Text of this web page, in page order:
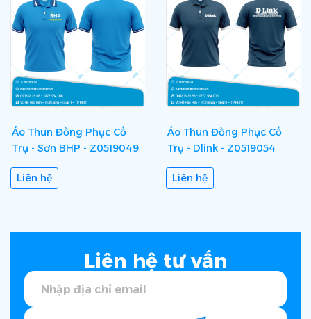
Áo Thun Đồng Phục Cổ
Trụ - Sơn BHP - Z0519049
Liên hệ
Áo Thun Đồng Phục Cổ
Trụ - Dlink - Z0519054
Liên hệ
Liên hệ tư vấn